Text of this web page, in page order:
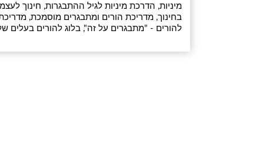
בחינוך, מדריכת הורים ומתבגרים מוסמכת,
להורים - "מתבגרים על זה", בלוג להורים בעלים